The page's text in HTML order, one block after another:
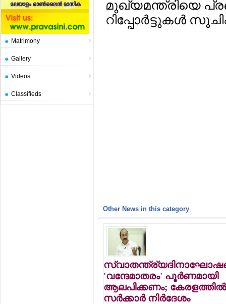
Matrimony
Gallery
Videos
Classifieds
മുഖ്യമന്ത്രിയെ
റിപ്പോര്‍ട്ടുകള്‍
Other News in this category
'വന്ദേമാതരം' പൂര്‍ണമായി
ആലപിക്കണം; കേരളത്തില്‍
സര്‍ക്കാര്‍ നിര്‍ദേശം